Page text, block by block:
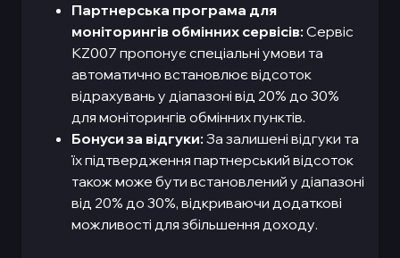
Партнерська програма для
моніторингів обмінних сервісів: Сервіс
KZ007 пропонує спеціальні умови та
автоматично встановлює відсоток
відрахувань у діапазоні від 20% до 30%
для моніторингів обмінних пунктів.
Бонуси за відгуки: За залишені відгуки та
їх підтвердження партнерський відсоток
також може бути встановлений у діапазоні
від 20% до 30%, відкриваючи додаткові
можливості для збільшення доходу.